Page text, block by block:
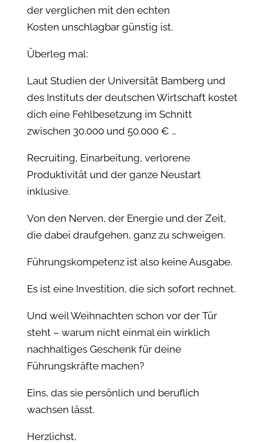
der verglichen mit den echten
Kosten unschlagbar günstig ist.
Überleg mal:
Laut Studien der Universität Bamberg und
des Instituts der deutschen Wirtschaft kostet
dich eine Fehlbesetzung im Schnitt
zwischen 30.000 und 50.000 € …
Recruiting, Einarbeitung, verlorene
Produktivität und der ganze Neustart
inklusive.
Von den Nerven, der Energie und der Zeit,
die dabei draufgehen, ganz zu schweigen.
Führungskompetenz ist also keine Ausgabe.
Es ist eine Investition, die sich sofort rechnet.
Und weil Weihnachten schon vor der Tür
steht – warum nicht einmal ein wirklich
nachhaltiges Geschenk für deine
Führungskräfte machen?
Eins, das sie persönlich und beruflich
wachsen lässt.
Herzlichst,